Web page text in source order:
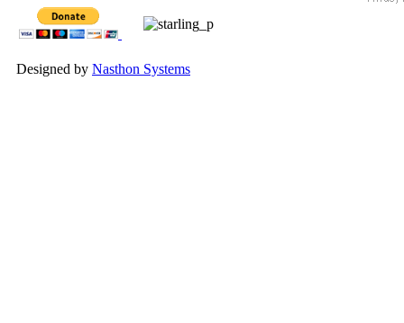
Designed by Nasthon Systems